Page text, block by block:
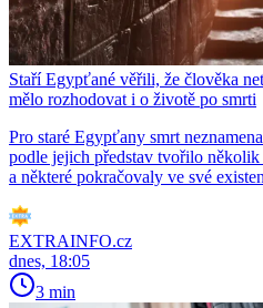
Staří Egypťané věřili, že člověka
mělo rozhodovat i o životě po smrti
Pro staré Egypťany smrt
podle jejich představ tvořilo
a některé pokračovaly ve své
EXTRAINFO.cz
dnes, 18:05
3 min